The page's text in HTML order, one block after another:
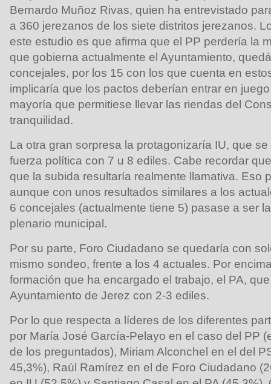
Bernardo Muñoz Rivas, quien ha entrevistado
a 360 jerezanos de los siete distritos jerezanos.
este estudio es que afirma que el PP perdería la
que gobierna actualmente el Ayuntamiento,
concejales, por los 15 con los que cuenta en
implicaría que los pactos deberían entrar en
mayoría que permitiese llevar las riendas del
tranquilidad.
La otra gran sorpresa la protagonizaría IU, que
fuerza política con 7 u 8 ediles. Cabe recordar
que la subida resultaría realmente llamativa. Eso
aunque con unos resultados similares a los
6 concejales (actualmente tiene 5) pasase a ser
plenario municipal.
Por su parte, Foro Ciudadano se quedaría con
mismo sondeo, frente a los 4 actuales. Por
formación que ha encargado el trabajo, el PA,
Ayuntamiento de Jerez con 2-3 ediles.
Por lo que respecta a líderes de los diferentes
por María José García-Pelayo en el caso del PP
de los preguntados), Miriam Alconchel en el del
45,3%), Raúl Ramírez en el de Foro Ciudadano